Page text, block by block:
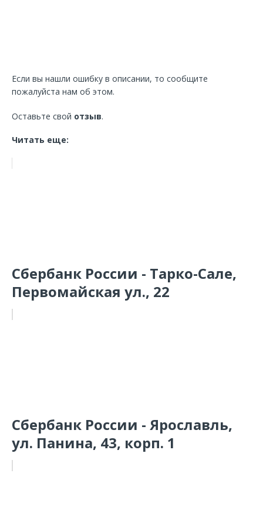
Если вы нашли ошибку в описании, то сообщите
пожалуйста нам об этом.
Оставьте свой отзыв.
Читать еще:
Сбербанк России - Тарко-Сале,
Первомайская ул., 22
Сбербанк России - Ярославль,
ул. Панина, 43, корп. 1